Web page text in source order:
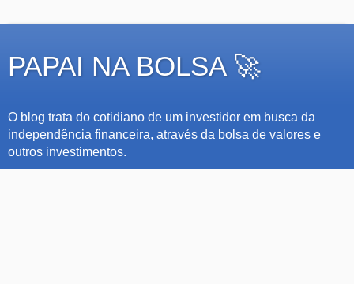
PAPAI NA BOLSA 🚀
O blog trata do cotidiano de um investidor em busca da
independência financeira, através da bolsa de valores e
outros investimentos.